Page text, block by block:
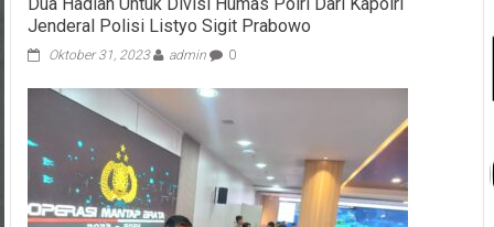
Jenderal Polisi Listyo Sigit Prabowo
Oktober 31, 2023 admin 0